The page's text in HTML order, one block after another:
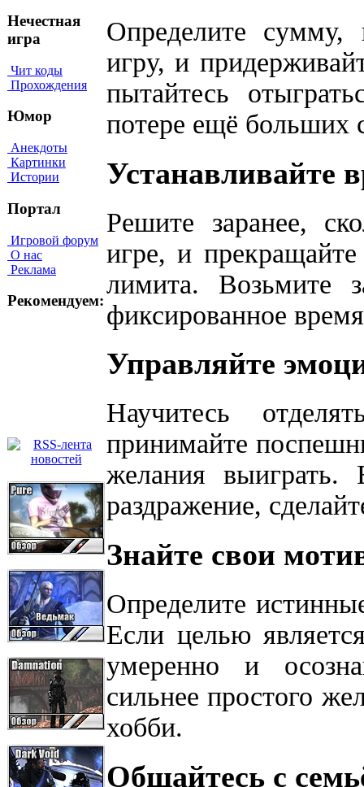
Нечестная
игра
Чит коды
Прохождения
Юмор
Анекдоты
Картинки
Истории
Портал
Игровой форум
О нас
Реклама
Рекомендуем:
Определите сумму,
игру, и
пытайтесь
потере ещё больших
Устанавливайте
Решите заранее,
игре, и
лимита. Возьмите
фиксированное
Управляйте
Научитесь
принимайте
желания выиграть.
раздражение,
Знайте свои
Определите
Если целью
умеренно и
сильнее простого
хобби.
Общайтесь с